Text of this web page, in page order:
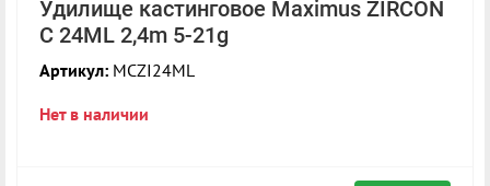
Удилище кастинговое Maximus ZIRCON
C 24ML 2,4m 5-21g
Артикул: MCZI24ML
Нет в наличии